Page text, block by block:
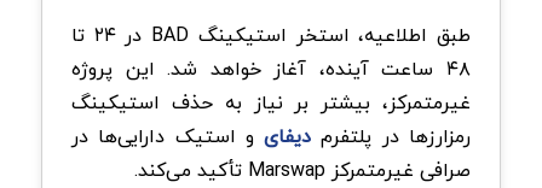
طبق اطلاعیه، استخر استیکینگ BAD در ۲۴ تا
۴۸ ساعت آینده، آغاز خواهد شد. این پروژه
غیرمتمرکز، بیشتر بر نیاز به حذف استیکینگ
رمزارزها در پلتفرم دیفایو استیک دارایی‌ها در
صرافی غیرمتمرکز Marswap تأکید می‌کند.